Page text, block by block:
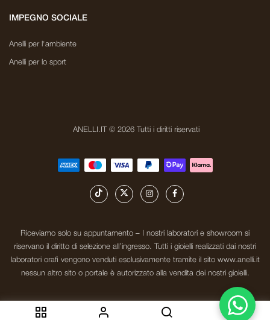
0
IMPEGNO SOCIALE
Anelli per l'ambiente
Anelli per lo sport
ANELLI.IT © 2026 Tutti i diritti riservati
Riceviamo solo su appuntamento – I nostri laboratori e showroom si
riservano il diritto di selezione all’ingresso. Tutti i gioielli realizzati dai nostri
laboratori orafi vengono venduti esclusivamente tramite il sito www.anelli.it
nessun altro sito o portale è autorizzato alla vendita dei nostri gioielli.